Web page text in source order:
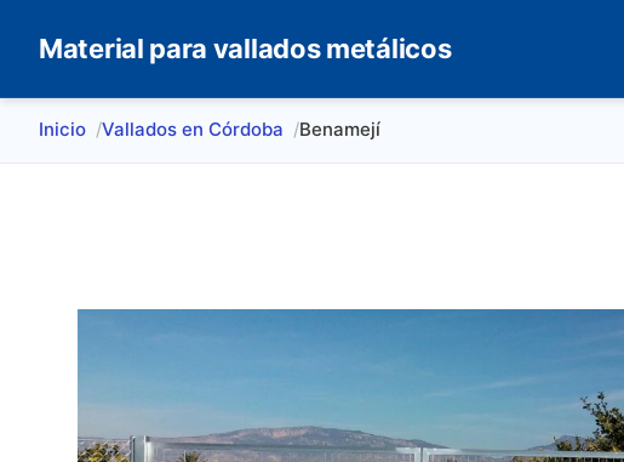
Material para vallados metálicos
Inicio Vallados en Córdoba Benamejí